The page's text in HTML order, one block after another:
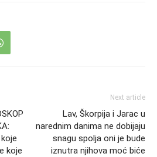
koje
Next article
Lav, Škorpija i Jarac u
narednim danima ne dobijaju
snagu spolja oni je bude
iznutra njihova moć biće